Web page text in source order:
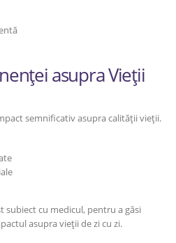
asupra Vieții
semnificativ asupra calității vieții.
subiect cu medicul, pentru a găsi
asupra vieții de zi cu zi.